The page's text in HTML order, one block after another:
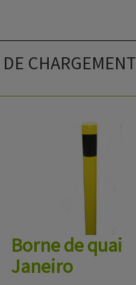
CHARGEMENT
Borne de quai
Janeiro